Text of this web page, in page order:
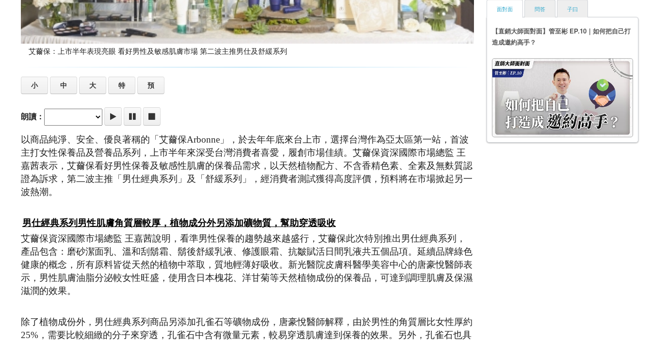
艾薾保：上市半年表現亮眼 看好男性及敏感肌膚市場 第二波主推男仕及舒緩系列
小 中 大 特 預
朗讀：
以商品純淨、安全、優良著稱的「艾薾保Arbonne」，於去年年底來台上市，選擇台灣作為亞太區第一站，首波
主打女性保養品及營養品系列，上市半年來深受台灣消費者喜愛，履創市場佳績。艾薾保資深國際市場總監 王
嘉茜表示，艾薾保看好男性保養及敏感性肌膚的保養品需求，以天然植物配方、不含香精色素、全素及無麩質認
證為訴求，第二波主推「男仕經典系列」及「舒緩系列」，經消費者測試獲得高度評價，預料將在市場掀起另一
波熱潮。
男仕經典系列男性肌膚角質層較厚，植物成分外另添加礦物質，幫助穿透吸收
艾薾保資深國際市場總監 王嘉茜說明，看準男性保養的趨勢越來越盛行，艾薾保此次特別推出男仕經典系列，
產品包含：磨砂潔面乳、溫和刮鬍霜、鬍後舒緩乳液、修護眼霜、抗皺賦活日間乳液共五個品項。延續品牌綠色
健康的概念，所有原料皆從天然的植物中萃取，質地輕薄好吸收。新光醫院皮膚科醫學美容中心的唐豪悅醫師表
示，男性肌膚油脂分泌較女性旺盛，使用含日本槐花、洋甘菊等天然植物成份的保養品，可達到調理肌膚及保濕
滋潤的效果。
除了植物成份外，男仕經典系列商品另添加孔雀石等礦物成份，唐豪悅醫師解釋，由於男性的角質層比女性厚約
25%，需要比較細緻的分子來穿透，孔雀石中含有微量元素，較易穿透肌膚達到保養的效果。另外，孔雀石也具
面對面
【直銷大師面對面】管至彬 EP.10｜如何把自己打
造成邀約高手？
問答 子曰